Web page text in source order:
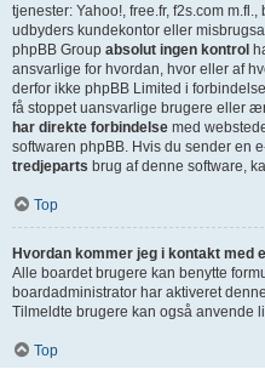
tjenester: Yahoo!, free.fr, f2s.com
udbyders kundekontor eller
phpBB Group absolut ingen kontrol
ansvarlige for hvordan, hvor eller af
derfor ikke phpBB Limited i
få stoppet uansvarlige brugere eller
har direkte forbindelse med
softwaren phpBB. Hvis du sender en
tredjeparts brug af denne software,
Top
Hvordan kommer jeg i kontakt med
Alle boardet brugere kan benytte
boardadministrator har aktiveret denne.
Tilmeldte brugere kan også anvende
Top